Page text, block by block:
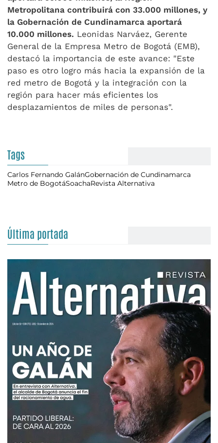
Metropolitana contribuirá con 33.000 millones, y
la Gobernación de Cundinamarca aportará
10.000 millones. Leonidas Narváez, Gerente
General de la Empresa Metro de Bogotá (EMB),
destacó la importancia de este avance: "Este
paso es otro logro más hacia la expansión de la
red metro de Bogotá y la integración con la
región para hacer más eficientes los
desplazamientos de miles de personas".
Tags
Carlos Fernando GalánGobernación de Cundinamarca
Metro de BogotáSoachaRevista Alternativa
Última portada